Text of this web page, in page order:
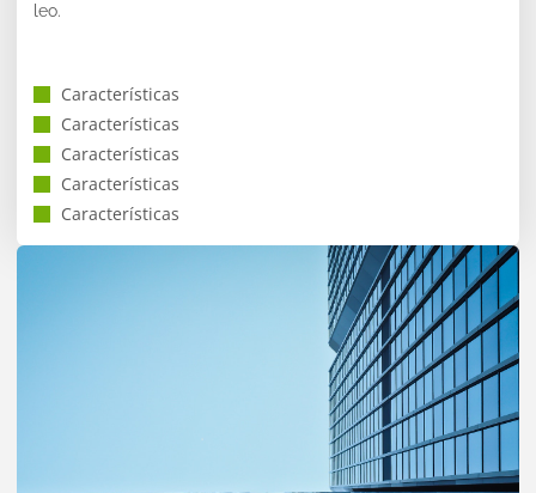
leo.
Características
Características
Características
Características
Características